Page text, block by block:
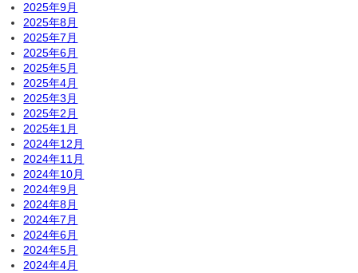
2025年9月
2025年8月
2025年7月
2025年6月
2025年5月
2025年4月
2025年3月
2025年2月
2025年1月
2024年12月
2024年11月
2024年10月
2024年9月
2024年8月
2024年7月
2024年6月
2024年5月
2024年4月